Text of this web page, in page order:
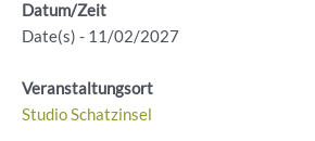
Datum/Zeit
Date(s) - 11/02/2027
Veranstaltungsort
Studio Schatzinsel